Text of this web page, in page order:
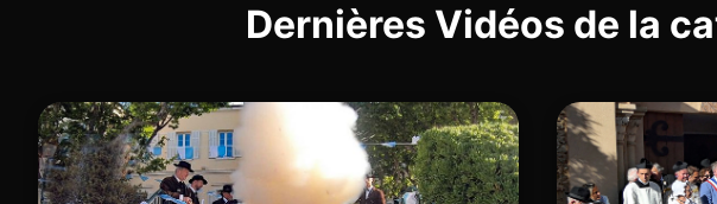
Dernières Vidéos de la